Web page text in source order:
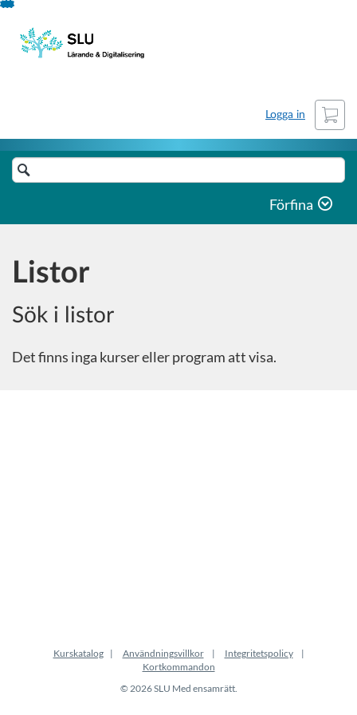
Hoppa
innehåll
Logga in
Sök
i
Förfina
Listor
Sök i listor
Det finns inga kurser eller program att visa.
Kurskatalog Användningsvillkor
Integritetspolicy
Kortkommandon
© 2026 SLU Med ensamrätt.